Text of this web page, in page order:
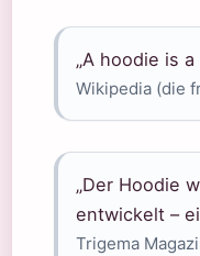
„A hoodie is
Wikipedia (die
„Der Hoodie
entwickelt –
Trigema